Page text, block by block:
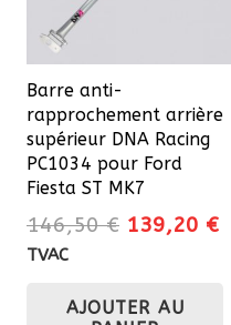
Barre anti-
rapprochement arrière
supérieur DNA Racing
PC1034 pour Ford
Fiesta ST MK7
146,50€ Le
était :
139,20 €Le
TVAC
AJOUTER AU